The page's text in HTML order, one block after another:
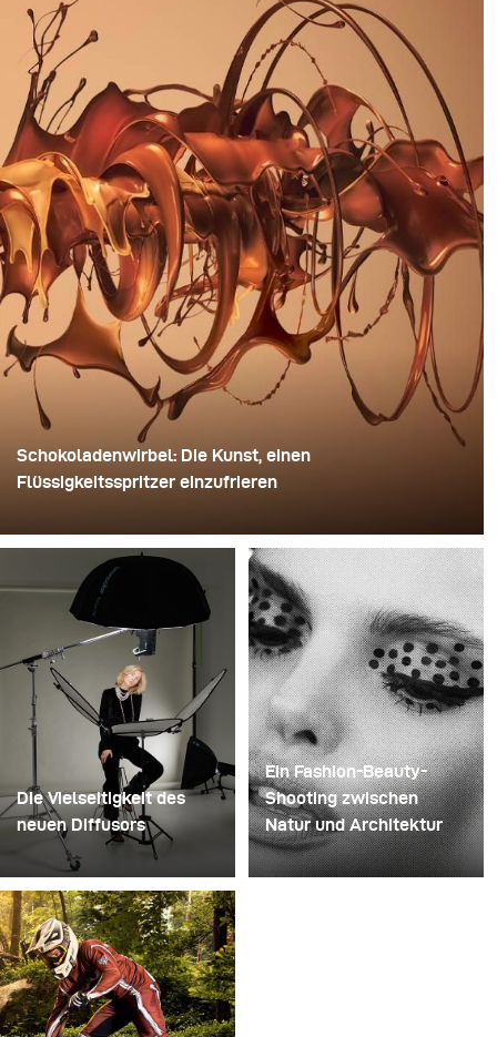
Schokoladenwirbel: Die Kunst, einen
Flüssigkeitsspritzer einzufrieren
günstiger Einweg-Sektgläser aus Kunststoff. Er
entfernte die Standfüße, bohrte ein Loch durch die Mitte
jedes einzelnen Glases und steckte sie anschließend
auf einen Bohrer. So entstand eine mehrschichtige,
rotierende Konstruktion, die die Flüssigkeit zunächst
aufnehmen und dann freigeben konnte.
Die Vielseitigkeit des
neuen Diffusors
Manche Shootings
dienen dazu, Ideen zu
testen. Andere dazu,
neues Equipment
auszuprobieren. Dieses
Shooting war beides
zugleich. Vor Kurzem
Ein Fashion-Beauty-
Shooting zwischen
Natur und Architektur
Für dieses Projekt hatten